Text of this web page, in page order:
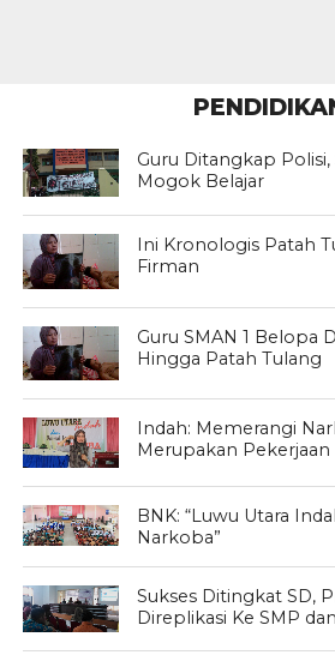
Guru Ditangkap Polisi,
Mogok Belajar
Ini Kronologis Patah
Firman
Guru SMAN 1 Belopa
Hingga Patah Tulang
Indah: Memerangi
Merupakan Pekerjaan
BNK: “Luwu Utara
Narkoba”
Sukses Ditingkat SD,
Direplikasi Ke SMP